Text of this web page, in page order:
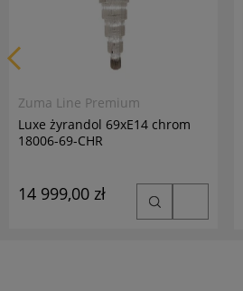
Zuma Line Premium
Luxe żyrandol 69xE14 chrom
18006-69-CHR
14 999,00 zł